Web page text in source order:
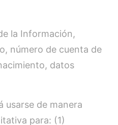
la Información,
número de cuenta de
datos
usarse de manera
para: (1)